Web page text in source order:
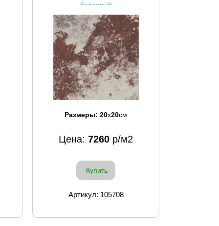
бордовый
Размеры: 20x20см
Цена: 7260 р/м2
Купить
Артикул: 105708